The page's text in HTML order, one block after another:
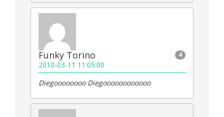
4
Funky Torino
2010-03-11 11:05:00
Diegoooooooo Diegoooooooooooo